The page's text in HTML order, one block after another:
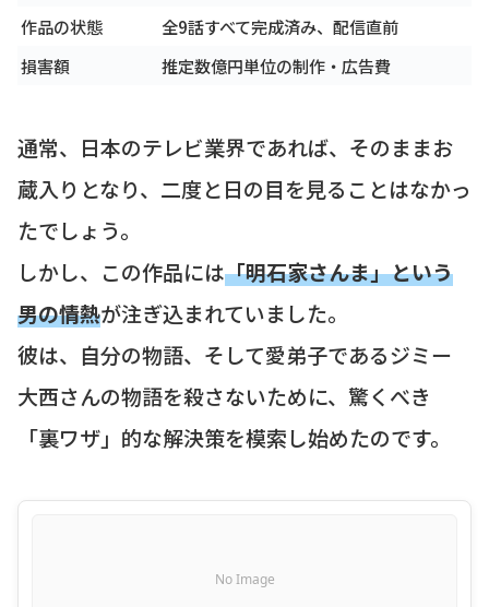
作品の状態
全9話すべて完成済み、配信直前
損害額
推定数億円単位の制作・広告費
通常、日本のテレビ業界であれば、そのままお
蔵入りとなり、二度と日の目を見ることはなかっ
たでしょう。
しかし、この作品には「明石家さんま」という
男の情熱が注ぎ込まれていました。
彼は、自分の物語、そして愛弟子であるジミー
大西さんの物語を殺さないために、驚くべき
「裏ワザ」的な解決策を模索し始めたのです。
No Image